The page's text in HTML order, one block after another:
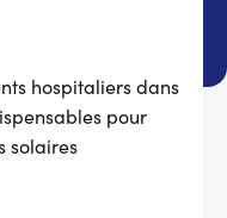
hospitaliers dans
pour
solaires